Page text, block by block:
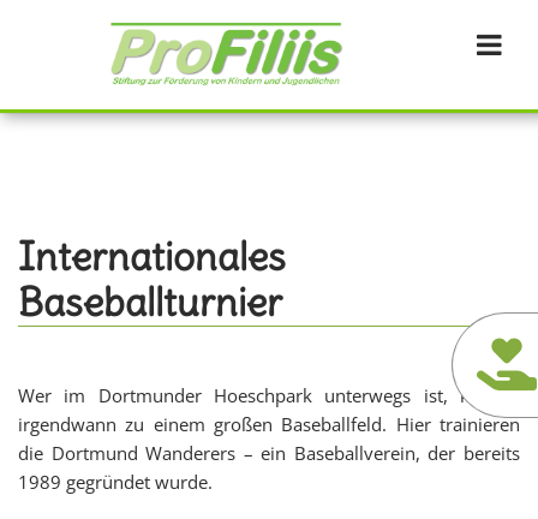
Internationales
Baseballturnier
Wer im Dortmunder Hoeschpark unterwegs ist, kommt
irgendwann zu einem großen Baseballfeld. Hier trainieren
die Dortmund Wanderers – ein Baseballverein, der bereits
1989 gegründet wurde.